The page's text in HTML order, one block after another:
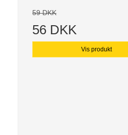
59 DKK
56 DKK
Vis produkt